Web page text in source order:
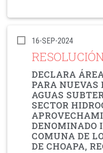
16-SEP-2024
DECLARA
PARA NUEVAS
AGUAS
SECTOR
DENOMINADO
COMUNA DE
DE CHOAPA,